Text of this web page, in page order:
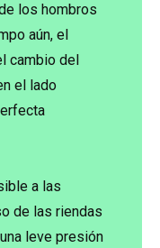
los hombros
aún, el
cambio del
el lado
a las
de las riendas
leve presión